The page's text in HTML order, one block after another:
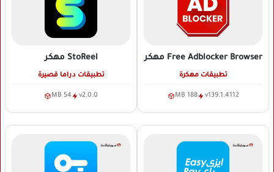
Free Adblocker Browser مهكر
تطبيقات مهكرة
v139.1.4112
188 MB
StoReel مهكر
تطبيقات دراما قصيرة
v2.0.0
54 MB